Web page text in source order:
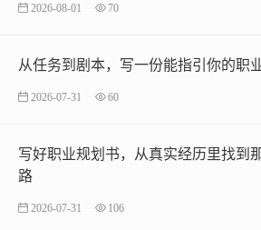
2026-08-01 70
从任务到剧本，写一份能指引你的职
2026-07-31 60
写好职业规划书，从真实经历里找到
路
2026-07-31 106